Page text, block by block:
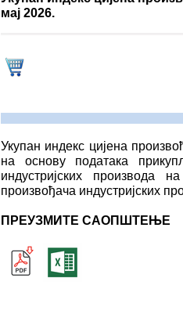
мај 2026.
Укупан индекс цијена
на основу података
индустријских производа
произвођача индустријских
ПРЕУЗМИТЕ САОПШТЕЊЕ